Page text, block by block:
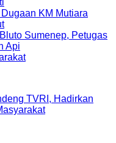
KM Mutiara
Sumenep, Petugas
Api